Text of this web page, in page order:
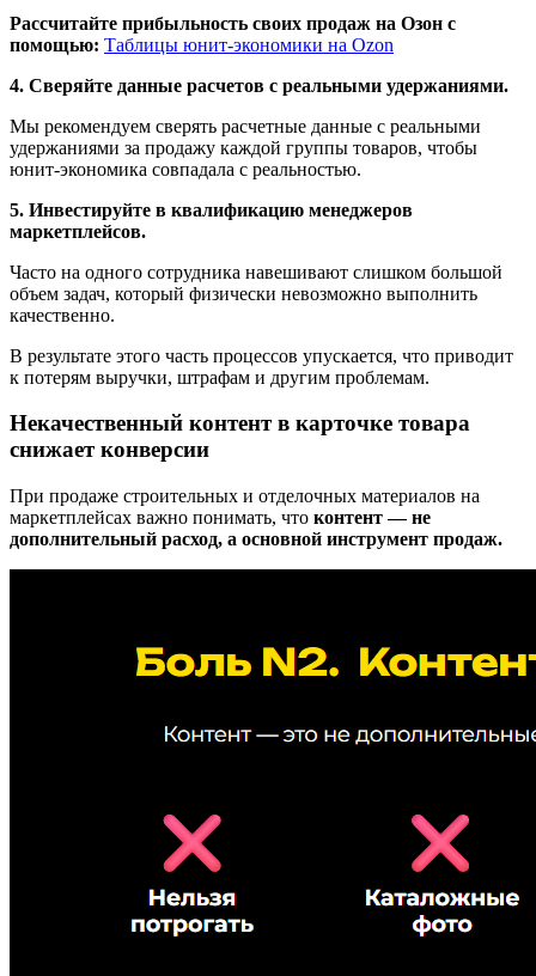
Рассчитайте прибыльность своих продаж на Озон с
помощью: Таблицы юнит-экономики на Ozon
4. Сверяйте данные расчетов с реальными удержаниями.
Мы рекомендуем сверять расчетные данные с реальными
удержаниями за продажу каждой группы товаров, чтобы
юнит-экономика совпадала с реальностью.
5. Инвестируйте в квалификацию менеджеров
маркетплейсов.
Часто на одного сотрудника навешивают слишком большой
объем задач, который физически невозможно выполнить
качественно.
В результате этого часть процессов упускается, что приводит
к потерям выручки, штрафам и другим проблемам.
Некачественный контент в карточке товара
снижает конверсии
При продаже строительных и отделочных материалов на
маркетплейсах важно понимать, что контент — не
дополнительный расход, а основной инструмент продаж.